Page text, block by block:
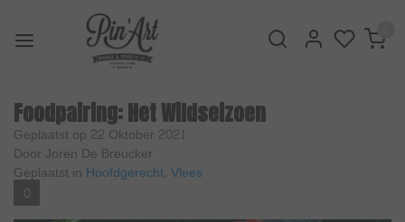
Foodpairing: Het Wildseizoen
Geplaatst op 22 Oktober 2021
Door Joren De Breucker
Geplaatst in Hoofdgerecht,Vlees
0